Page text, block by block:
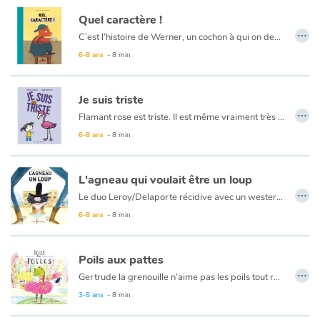
Quel caractère !
C’est l’histoire de Werner, un cochon à qui on demande de faire comme tout le monde, voyons ! Il ne veut pas, il ne veut vraiment pas aller avec les autres en balade. Et si celui qui se distingue des autres avait raison ??!
6-8 ans - 8 min
…
Je suis triste
Flamant rose est triste. Il est même vraiment très triste. Mais qu’à cela ne tienne, ses amis, la petite fille et la pomme de terre, sont là pour lui et vont tout mettre en oeuvre pour lui rendre le sourire, mais surtout ils l’aideront à traverser ce moment et à accepter sa tristesse.
6-8 ans - 8 min
…
L'agneau qui voulait être un loup
Le duo Leroy/Delaporte récidive avec un western fort amusant. L'histoire de Pedro un pauvre petit agneau qui en a assez d'être persécuté par le vilain « El Lobo », un loup bandit qui en fait baver à tout le village.
6-8 ans - 8 min
…
Poils aux pattes
Gertrude la grenouille n’aime pas les poils tout raides qu’elle a aux pattes, et encore moins les moqueries que lui lancent les autres grenouilles. Elle déménage dans une mare plus tranquille, où personne ne peut rire d’elle. Sa rencontre avec un crapaud à la peau toute rose lui apprendra une belle leçon sur l’acceptation de la différence, et les nouveaux amis vivront fièrement avec leurs poils et leur peau rose, en laissant les méchancetés « glisser sur eux sans jamais les atteindre ».
3-5 ans - 8 min
…